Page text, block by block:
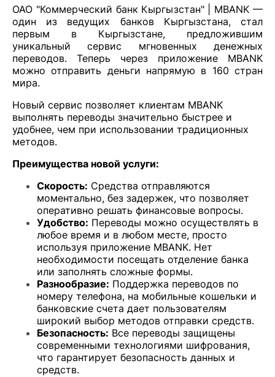
ОАО "Коммерческий банк Кыргызстан" | MBANK —
один из ведущих банков Кыргызстана, стал
первым в Кыргызстане, предложившим
уникальный сервис мгновенных денежных
переводов. Теперь через приложение MBANK
можно отправить деньги напрямую в 160 стран
мира.
Новый сервис позволяет клиентам MBANK
выполнять переводы значительно быстрее и
удобнее, чем при использовании традиционных
методов.
Преимущества новой услуги:
Скорость: Средства отправляются
моментально, без задержек, что позволяет
оперативно решать финансовые вопросы.
Удобство: Переводы можно осуществлять в
любое время и в любом месте, просто
используя приложение MBANK. Нет
необходимости посещать отделение банка
или заполнять сложные формы.
Разнообразие: Поддержка переводов по
номеру телефона, на мобильные кошельки и
банковские счета дает пользователям
широкий выбор методов отправки средств.
Безопасность: Все переводы защищены
современными технологиями шифрования,
что гарантирует безопасность данных и
средств.